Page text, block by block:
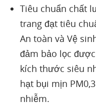
Tiêu chuẩn chất
trang đạt tiêu
An toàn và Vệ
đảm bảo lọc
kích thước siêu
hạt bụi mịn
nhiễm.